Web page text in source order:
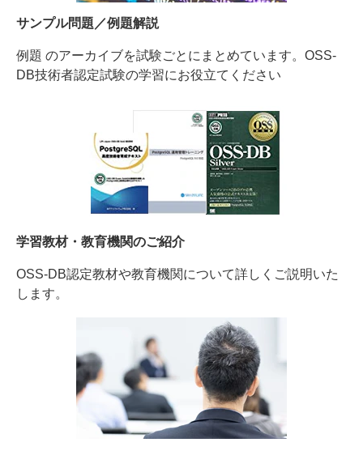
サンプル問題／例題解説
例題 のアーカイブを試験ごとにまとめています。OSS-
DB技術者認定試験の学習にお役立てください
学習教材・教育機関のご紹介
OSS-DB認定教材や教育機関について詳しくご説明いた
します。